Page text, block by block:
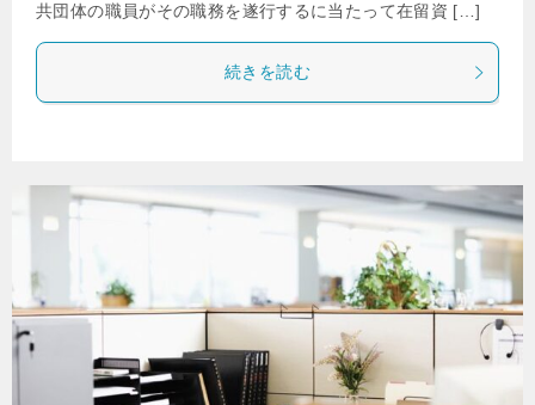
共団体の職員がその職務を遂行するに当たって在留資 […]
続きを読む